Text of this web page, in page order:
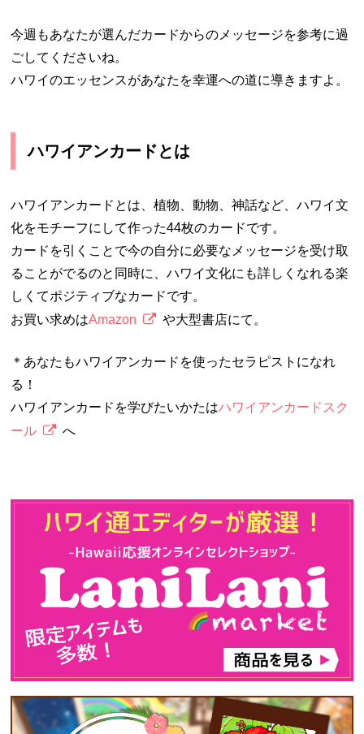
今週もあなたが選んだカードからのメッセージを参考に過
ごしてくださいね。
ハワイのエッセンスがあなたを幸運への道に導きますよ。
ハワイアンカードとは
ハワイアンカードとは、植物、動物、神話など、ハワイ文
化をモチーフにして作った44枚のカードです。
カードを引くことで今の自分に必要なメッセージを受け取
ることがでるのと同時に、ハワイ文化にも詳しくなれる楽
しくてポジティブなカードです。
お買い求めはAmazon や大型書店にて。
＊あなたもハワイアンカードを使ったセラピストになれ
る！
ハワイアンカードを学びたいかたはハワイアンカードスク
ール
へ